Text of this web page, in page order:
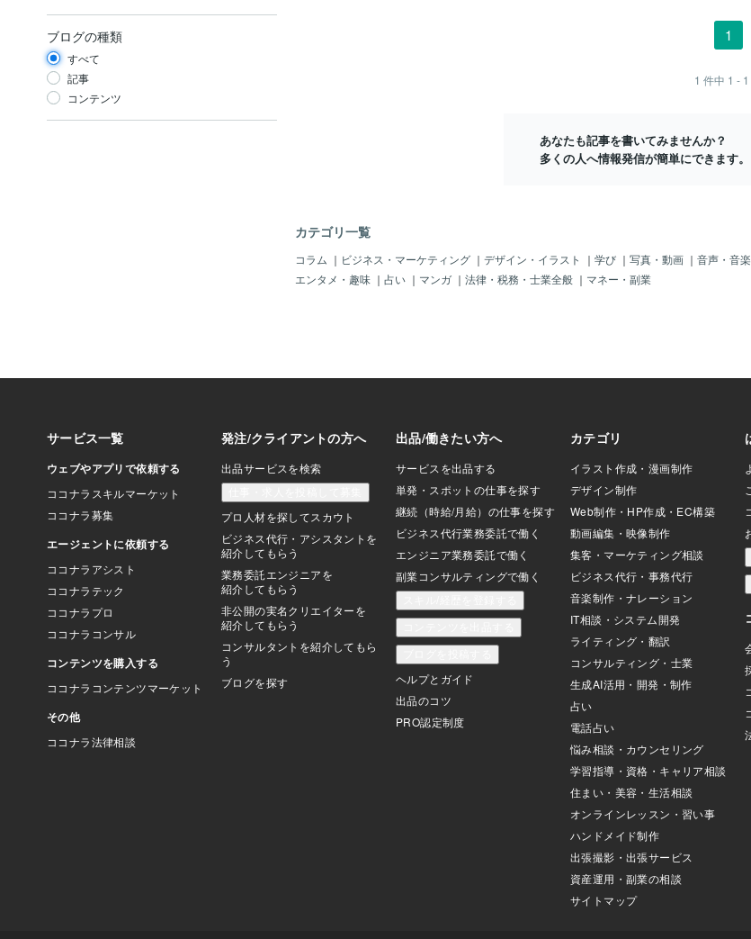
ブログの種類
すべて
記事
コンテンツ
た？」・・・そう、「賞味期限」が「５
年６か月」じゃ。超長期なんだよね。こ
れなら、もし「大災害」や「戦争」や
「隕石落下」や「巨大天災」があっても
「ちょっぴり安心」じゃんか。「え～
込んで、食べるものは、レトルトご飯に
カレーでいいじゃんか。火も使えないか
もしれないので、今回の”カレー職人”じ
ゃね。まぁ水は各自でなんとかしてっ！
＾＾）フフフ。では、とりあえず、「カ
レー」という食材
1
1 件中 1 - 1
あなたも記事を書いてみませんか？
多くの人へ情報発信が簡単にできます。
カテゴリ一覧
コラム ｜ ビジネス・マーケティング ｜ デザイン・イラスト ｜ 学び ｜ 写真・動画 ｜ 音声・音楽
エンタメ・趣味 ｜ 占い ｜ マンガ ｜ 法律・税務・士業全般 ｜ マネー・副業